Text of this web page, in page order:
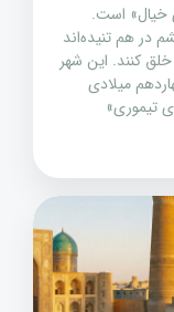
خیال» است.
در هم تنیده‌اند
کنند. این شهر
میلادی
تیموری»